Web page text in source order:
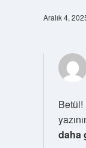
Aralık 4,
Betül!
daha